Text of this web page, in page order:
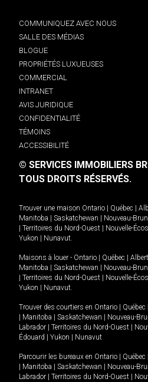
COMMUNIQUEZ AVEC NOUS
SALLE DES MÉDIAS
BLOGUE
PROPRIÉTÉS LUXUEUSES
COMMERCIAL
INTRANET
AVIS JURIDIQUE
CONFIDENTIALITÉ
TÉMOINS
ACCESSIBILITÉ
© SERVICES IMMOBILIERS
TOUS DROITS RÉSERVÉS.
Trouver une maison Ontario Québec
Manitoba
Saskatchewan Nouveau-
Territoires du Nord-Ouest Nouvelle-
Yukon
Nunavut.
Maisons à louer - Ontario Québec
Manitoba
Saskatchewan Nouveau-
Territoires du Nord-Ouest Nouvelle-
Yukon
Nunavut.
Trouver des courtiers en Ontario Québec
Manitoba Saskatchewan Nouveau-
Labrador
Territoires du Nord-Ouest
Édouard
Yukon Nunavut
Parcourir les bureaux en Ontario Québec
Manitoba Saskatchewan Nouveau-
Labrador
Territoires du Nord-Ouest